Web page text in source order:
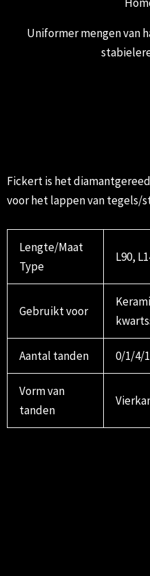
Uniformer mengen van
Fickert is het
voor het lappen van tegels/
Lengte/Maat
Type
L90,
Gebruikt voor
Aantal tanden 0/1/4/
Vorm van
tanden